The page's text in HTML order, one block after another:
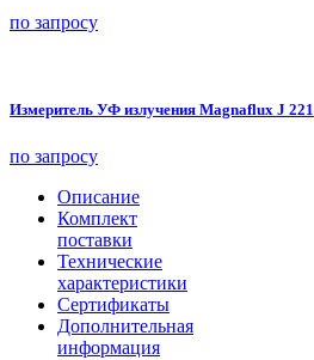
по запросу
Измеритель УФ излучения Magnaflux J 221
по запросу
Описание
Комплект
поставки
Технические
характеристики
Сертификаты
Дополнительная
информация